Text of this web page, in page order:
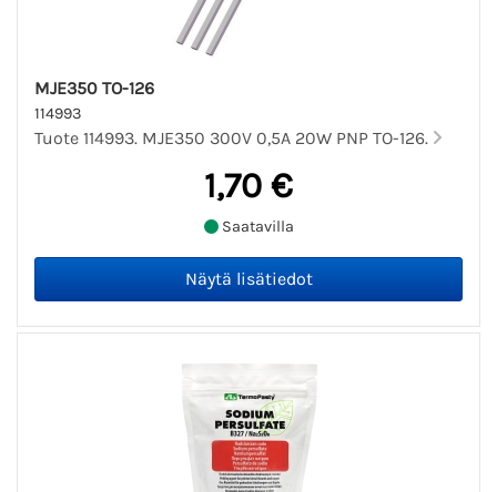
MJE350 TO-126
114993
Tuote 114993. MJE350 300V 0,5A 20W PNP TO-126.
1,70 €
Saatavilla